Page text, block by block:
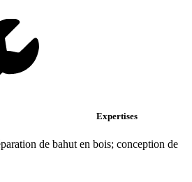
Expertises
de bahut en bois; conception de